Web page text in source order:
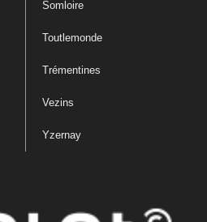
Somloire
Toutlemonde
Trémentines
Vezins
Yzernay